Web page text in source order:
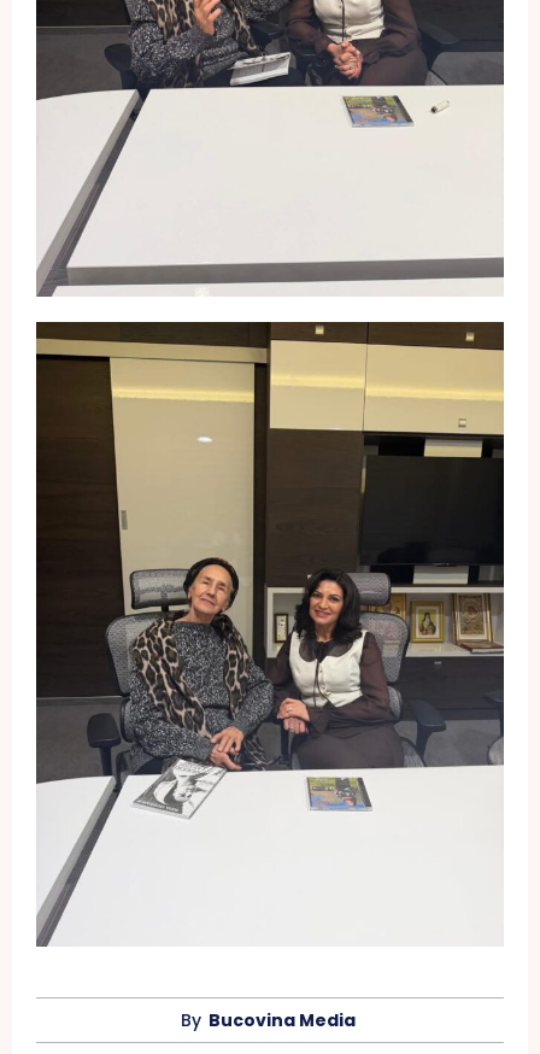
By Bucovina Media